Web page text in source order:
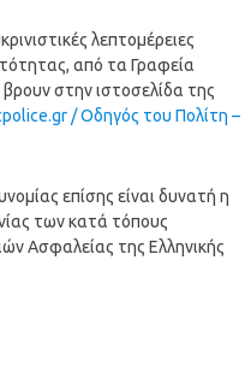
λεπτομέρειες
από τα Γραφεία
στην ιστοσελίδα της
/ Οδηγός του Πολίτη –
επίσης είναι δυνατή η
των κατά τόπους
Ασφαλείας της Ελληνικής